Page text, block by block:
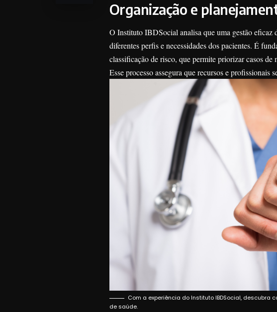
Organização e
O Instituto IBDSocial analisa que uma gestão eficaz
diferentes perfis e necessidades dos pacientes. É
classificação de risco, que permite priorizar casos
Esse processo assegura que recursos e profissionais
Com a experiência do Instituto IBDSocial,
de saúde.